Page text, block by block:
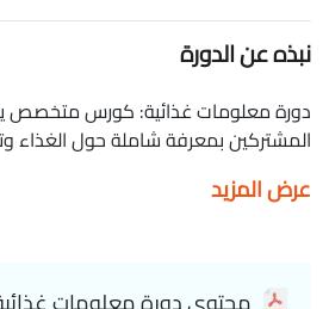
نبذه عن الدورة
دورة معلومات غذائية: كورس متخصص
المشتركين بمعرفة شاملة حول الغذاء
وجبات متوازنة. ستتعلم عن العناصر
كيفية قراءة التسميات الغذائية وفهم
عرض المزيد